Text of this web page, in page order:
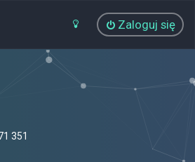
Zaloguj się
351